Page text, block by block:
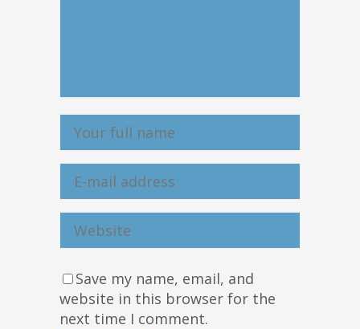
Save my name, email, and
website in this browser for the
next time I comment.